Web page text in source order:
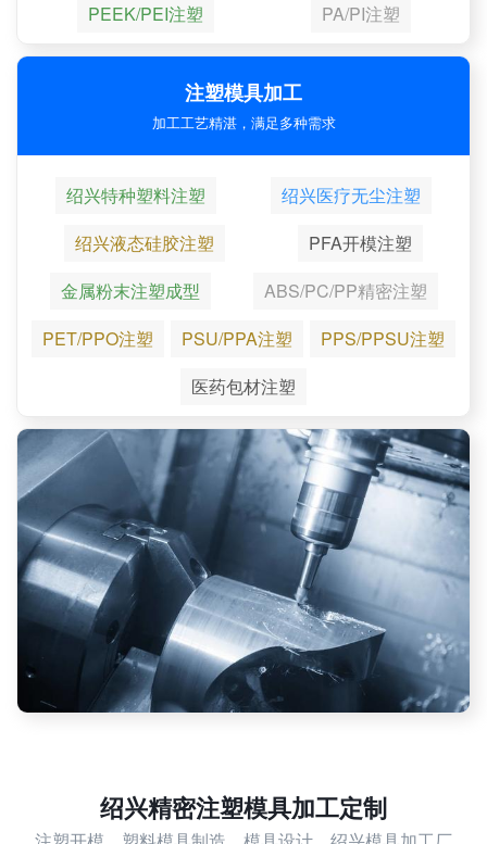
PEEK/PEI注塑
PA/PI注塑
注塑模具加工
加工工艺精湛，满足多种需求
绍兴特种塑料注塑
绍兴医疗无尘注塑
绍兴液态硅胶注塑
PFA开模注塑
金属粉末注塑成型
ABS/PC/PP精密注塑
PET/PPO注塑
PSU/PPA注塑
PPS/PPSU注塑
医药包材注塑
绍兴精密注塑模具加工定制